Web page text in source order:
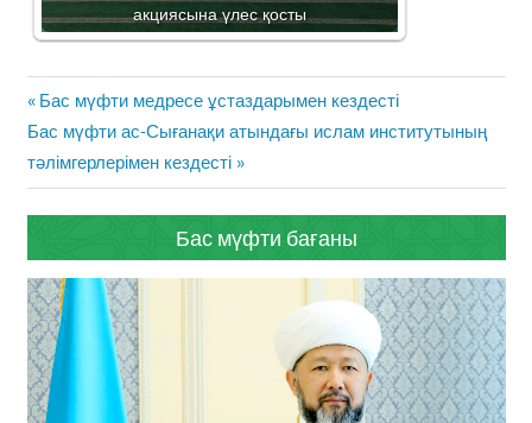
акциясына үлес қосты
Жазба
навигациясы
Previous
Post:
Бас мүфти медресе ұстаздарымен кездесті
Next
Post:
Бас мүфти ас-Сығанақи атындағы ислам институтының
тәлімгерлерімен кездесті
Бас мүфти бағаны